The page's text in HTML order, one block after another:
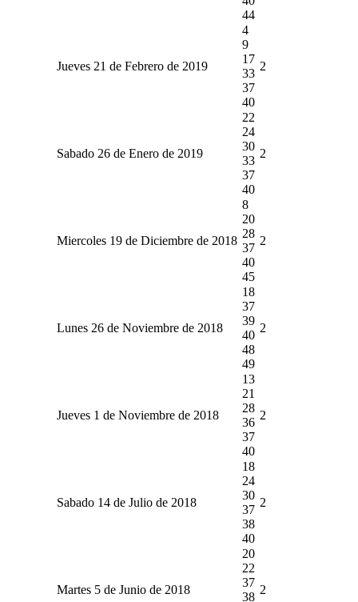
44
Jueves 21 de Febrero de 2019
4
9
17
33
37
40
2
Sabado 26 de Enero de 2019
22
24
30
33
37
40
2
Miercoles 19 de Diciembre de 2018
8
20
28
37
40
45
2
Lunes 26 de Noviembre de 2018
18
37
39
40
48
49
2
Jueves 1 de Noviembre de 2018
13
21
28
36
37
40
2
Sabado 14 de Julio de 2018
18
24
30
37
38
40
2
Martes 5 de Junio de 2018
20
22
37
38
2